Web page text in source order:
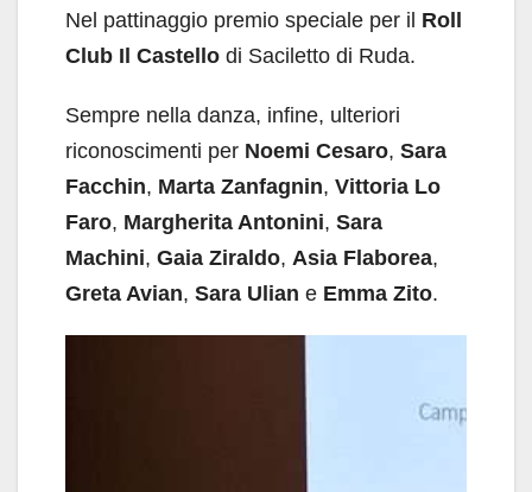
Nel pattinaggio premio speciale per il Roll
Club Il Castello di Saciletto di Ruda.
Sempre nella danza, infine, ulteriori
riconoscimenti per Noemi Cesaro, Sara
Facchin, Marta Zanfagnin, Vittoria Lo
Faro, Margherita Antonini, Sara
Machini, Gaia Ziraldo, Asia Flaborea,
Greta Avian, Sara Ulian e Emma Zito.